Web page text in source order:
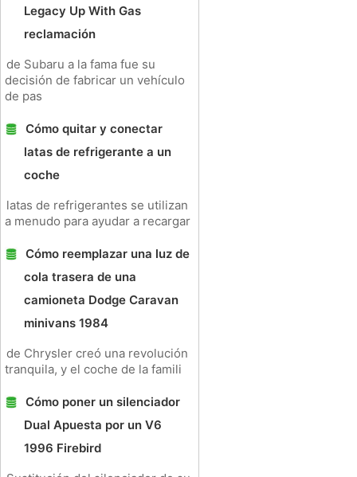
Legacy Up With Gas
reclamación
de Subaru a la fama fue su
decisión de fabricar un vehículo
de pas
Cómo quitar y conectar
latas de refrigerante a un
coche
latas de refrigerantes se utilizan
a menudo para ayudar a recargar
Cómo reemplazar una luz de
cola trasera de una
camioneta Dodge Caravan
minivans 1984
de Chrysler creó una revolución
tranquila, y el coche de la famili
Cómo poner un silenciador
Dual Apuesta por un V6
1996 Firebird